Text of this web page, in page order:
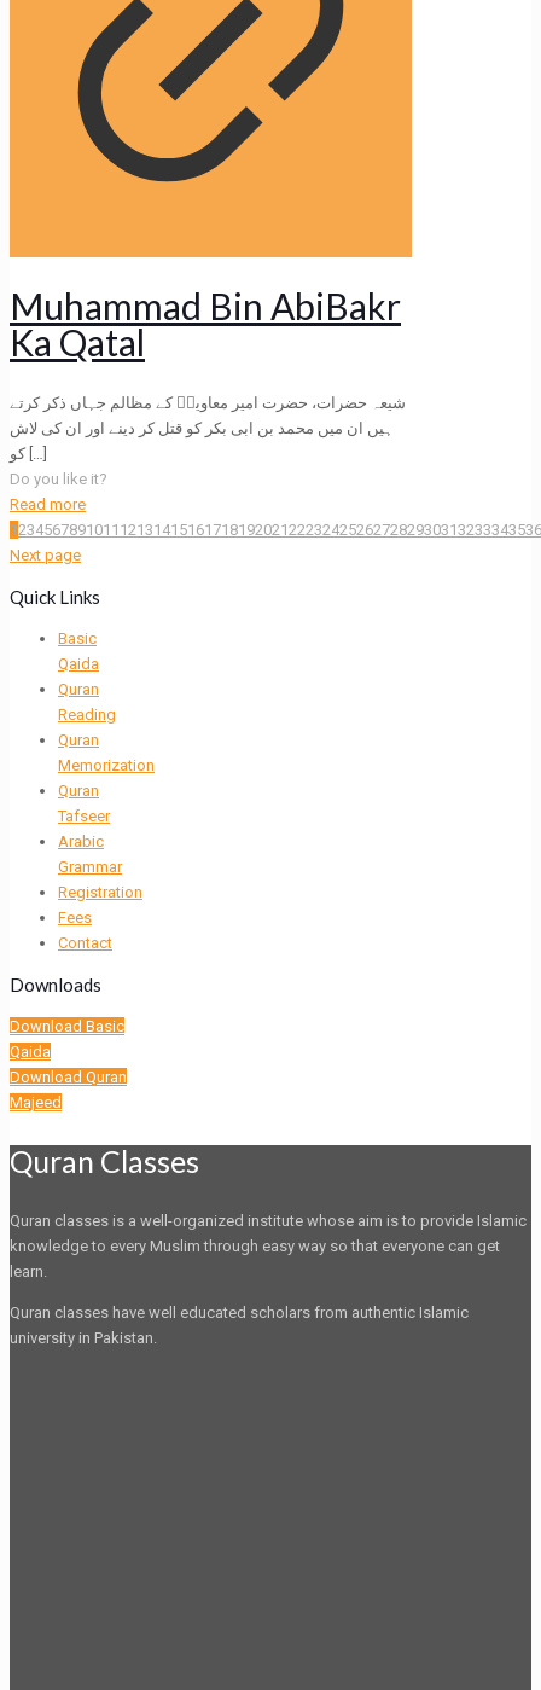
Muhammad Bin AbiBakr
Ka Qatal
شیعہ حضرات، حضرت امیر معاویہؓ کے مظالم جہاں ذکر کرتے
ہیں ان میں محمد بن ابی بکر کو قتل کر دینے اور ان کی لاش
کو[…]
Do you like it?
Read more
1234567891011 12131415161718192021222324252627282930313233343536
Next page
Quick Links
Basic
Qaida
Quran
Reading
Quran
Memorization
Quran
Tafseer
Arabic
Grammar
Registration
Fees
Contact
Downloads
Download Basic
Qaida
Download Quran
Majeed
Quran Classes
Quran classes is a well-organized institute whose aim is to provide Islamic
knowledge to every Muslim through easy way so that everyone can get
learn.
Quran classes have well educated scholars from authentic Islamic
university in Pakistan.